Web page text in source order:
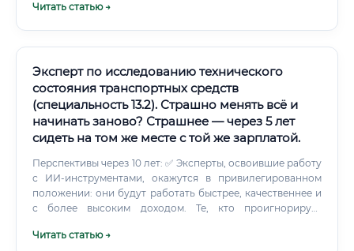
делопроизводства.
Читать статью →
Эксперт по исследованию технического
состояния транспортных средств
(специальность 13.2). Страшно менять всё и
начинать заново? Страшнее — через 5 лет
сидеть на том же месте с той же зарплатой.
Перспективы через 10 лет: ✅ Эксперты, освоившие работу
с ИИ-инструментами, окажутся в привилегированном
положении: они будут работать быстрее, качественнее и
с более высоким доходом. Те, кто проигнорирует
Читать статью →